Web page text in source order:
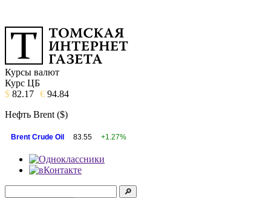
Курсы валют
Курс ЦБ
$ 82.17 € 94.84
Нефть Brent ($)
Brent Crude Oil 83.55 +1.27%